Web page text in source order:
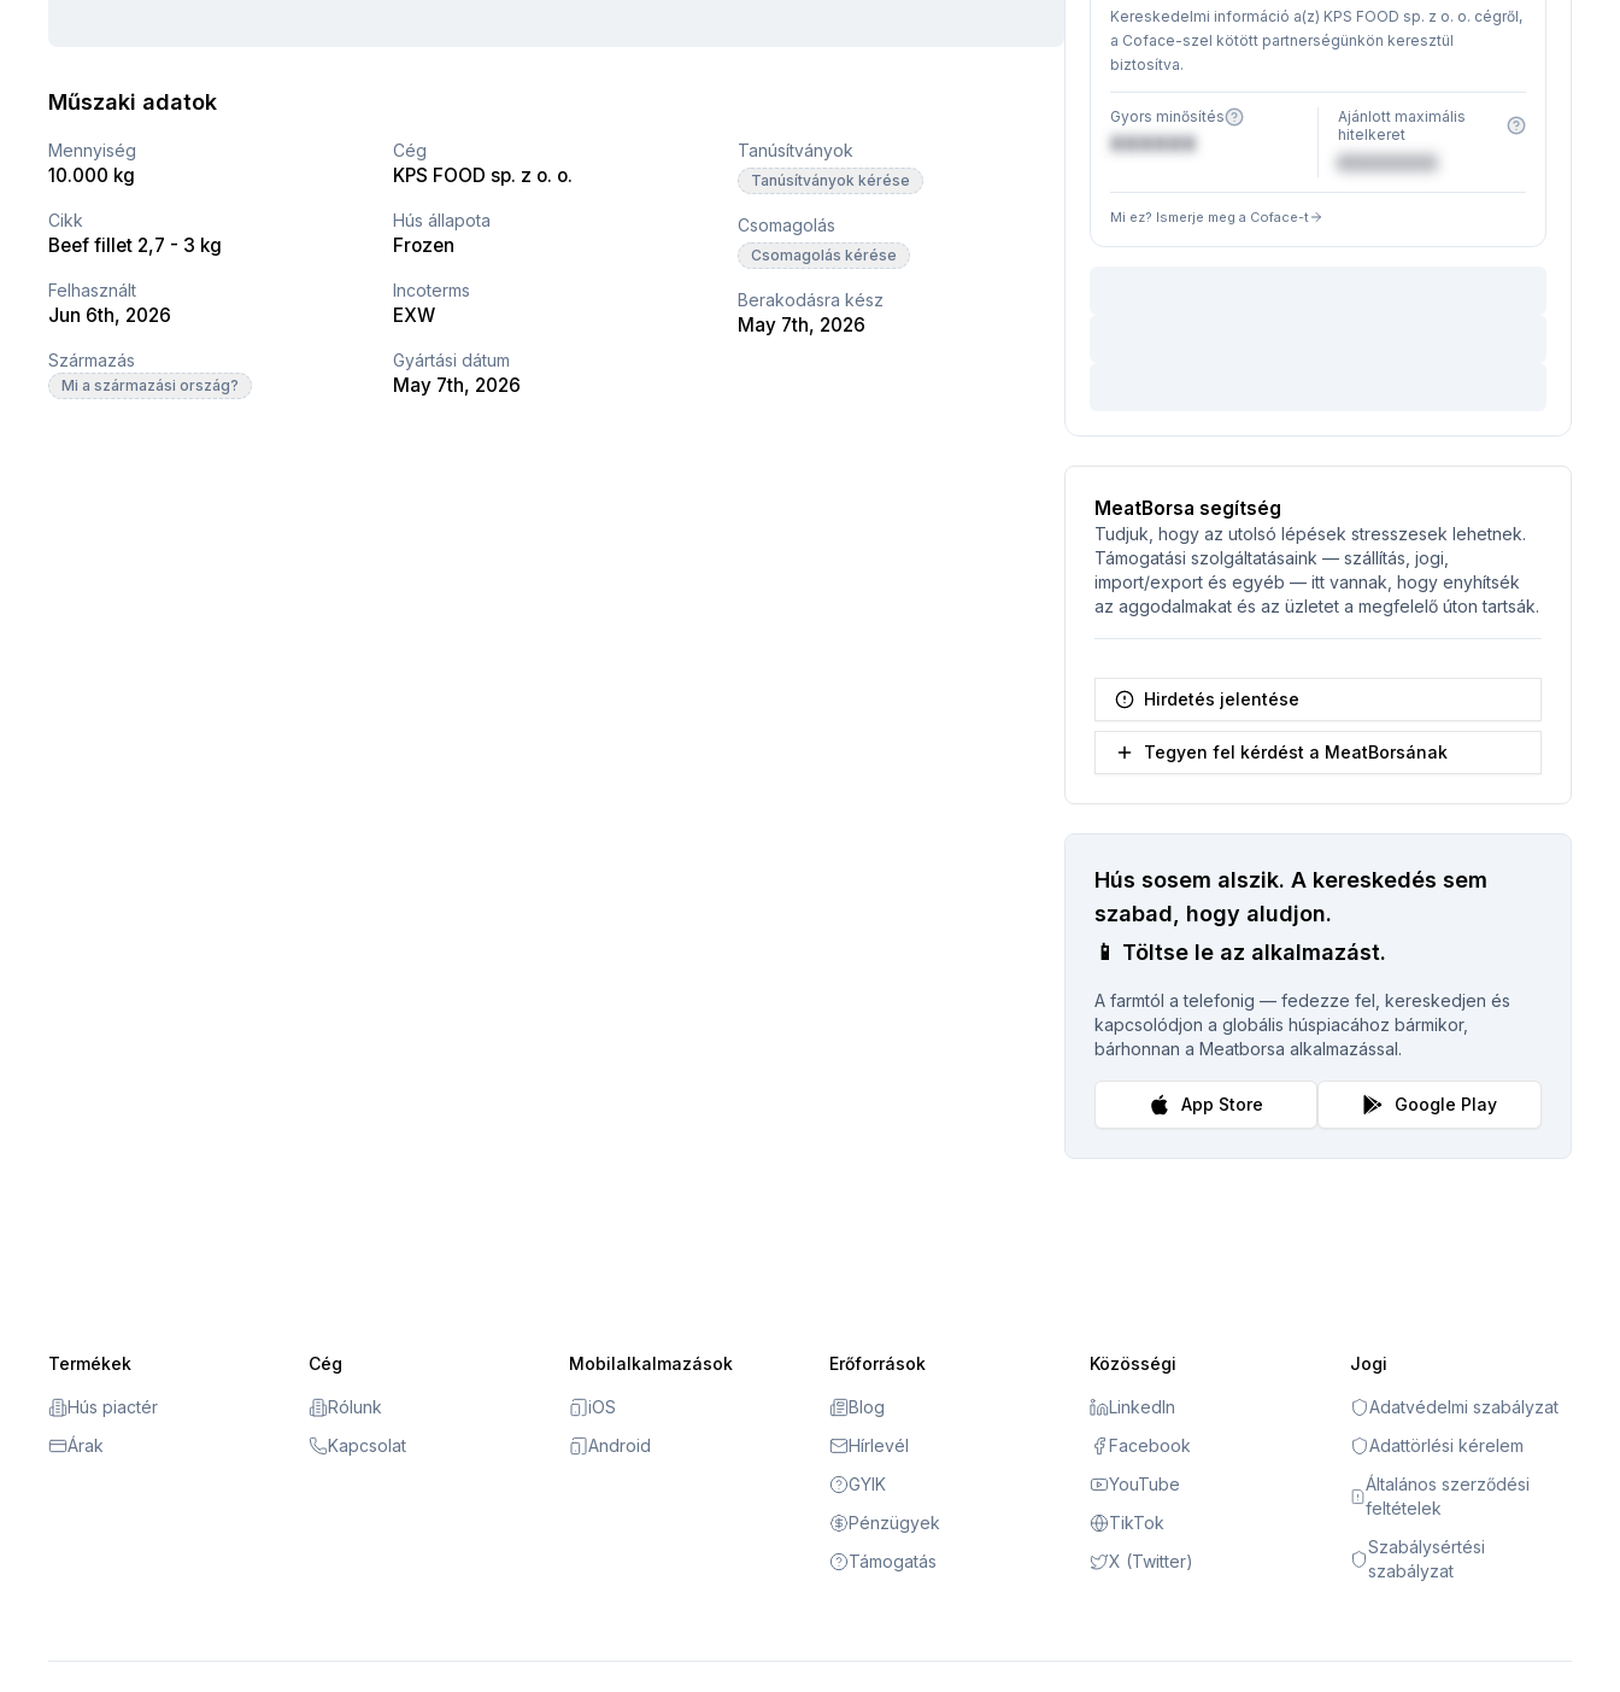
Műszaki adatok
Mennyiség
10.000 kg
Cikk
Beef fillet 2,7 - 3 kg
Felhasznált
Jun 6th, 2026
Származás
Mi a származási ország?
Cég
KPS FOOD sp. z o. o.
Hús állapota
Frozen
Incoterms
EXW
Gyártási dátum
May 7th, 2026
Tanúsítványok
Tanúsítványok kérése
Csomagolás
Csomagolás kérése
Berakodásra kész
May 7th, 2026
Kereskedelmi információ a(z) KPS FOOD sp. z o. o. cégről,
a Coface-szel kötött partnerségünkön keresztül
biztosítva.
Gyors minősítés
XXXXXX
Ajánlott maximális
hitelkeret
Mi ez? Ismerje meg a Coface-t
MeatBorsa segítség
Tudjuk, hogy az utolsó lépések stresszesek lehetnek.
Támogatási szolgáltatásaink — szállítás, jogi,
import/export és egyéb — itt vannak, hogy enyhítsék
az aggodalmakat és az üzletet a megfelelő úton tartsák.
Hirdetés jelentése
Tegyen fel kérdést a MeatBorsának
Hús sosem alszik. A kereskedés sem
szabad, hogy aludjon.
📱 Töltse le az alkalmazást.
A farmtól a telefonig — fedezze fel, kereskedjen és
kapcsolódjon a globális húspiacához bármikor,
bárhonnan a Meatborsa alkalmazással.
App Store Google Play
Termékek
Hús piactér
Árak
Cég
Rólunk
Kapcsolat
Mobilalkalmazások
iOS
Android
Erőforrások
Blog
Hírlevél
GYIK
Pénzügyek
Támogatás
Közösségi
LinkedIn
Facebook
YouTube
TikTok
X (Twitter)
Jogi
Adatvédelmi szabályzat
Adattörlési kérelem
Általános szerződési
feltételek
Szabálysértési
szabályzat